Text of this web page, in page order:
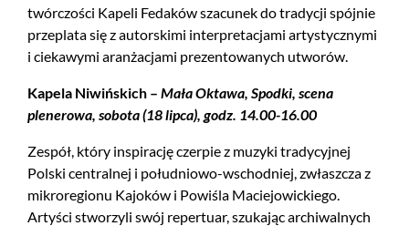
twórczości Kapeli Fedaków szacunek do tradycji spójnie
przeplata się z autorskimi interpretacjami artystycznymi
i ciekawymi aranżacjami prezentowanych utworów.
Kapela Niwińskich – Mała Oktawa, Spodki, scena
plenerowa, sobota (18 lipca), godz. 14.00-16.00
Zespół, który inspirację czerpie z muzyki tradycyjnej
Polski centralnej i południowo-wschodniej, zwłaszcza z
mikroregionu Kajoków i Powiśla Maciejowickiego.
Artyści stworzyli swój repertuar, szukając archiwalnych